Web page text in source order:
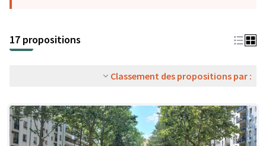
17 propositions
Classement des propositions par :